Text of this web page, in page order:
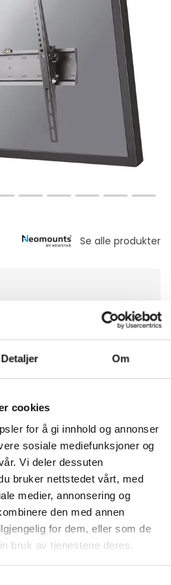
Detaljer Om
cookies
for å gi innhold og annonser
sosiale mediefunksjoner og
Vi deler dessuten
bruker nettstedet vårt, med
medier, annonsering og
den med annen
for dem, eller som de
bruk av tjenestene deres.